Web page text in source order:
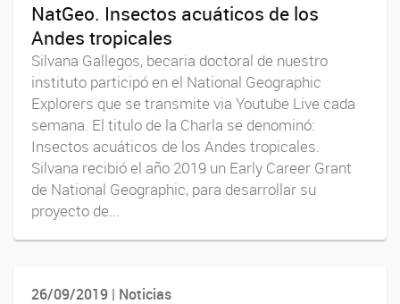
NatGeo. Insectos acuáticos de los
Andes tropicales
Silvana Gallegos, becaria doctoral de nuestro
instituto participó en el National Geographic
Explorers que se transmite via Youtube Live cada
semana. El titulo de la Charla se denominó:
Insectos acuáticos de los Andes tropicales.
Silvana recibió el año 2019 un Early Career Grant
de National Geographic, para desarrollar su
proyecto de...
26/09/2019 | Noticias